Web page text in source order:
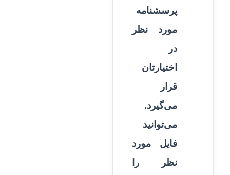
پرسشنامه
مورد نظر
در
اختیارتان
قرار
می‌گیرد.
می‌توانید
فایل مورد
نظر را